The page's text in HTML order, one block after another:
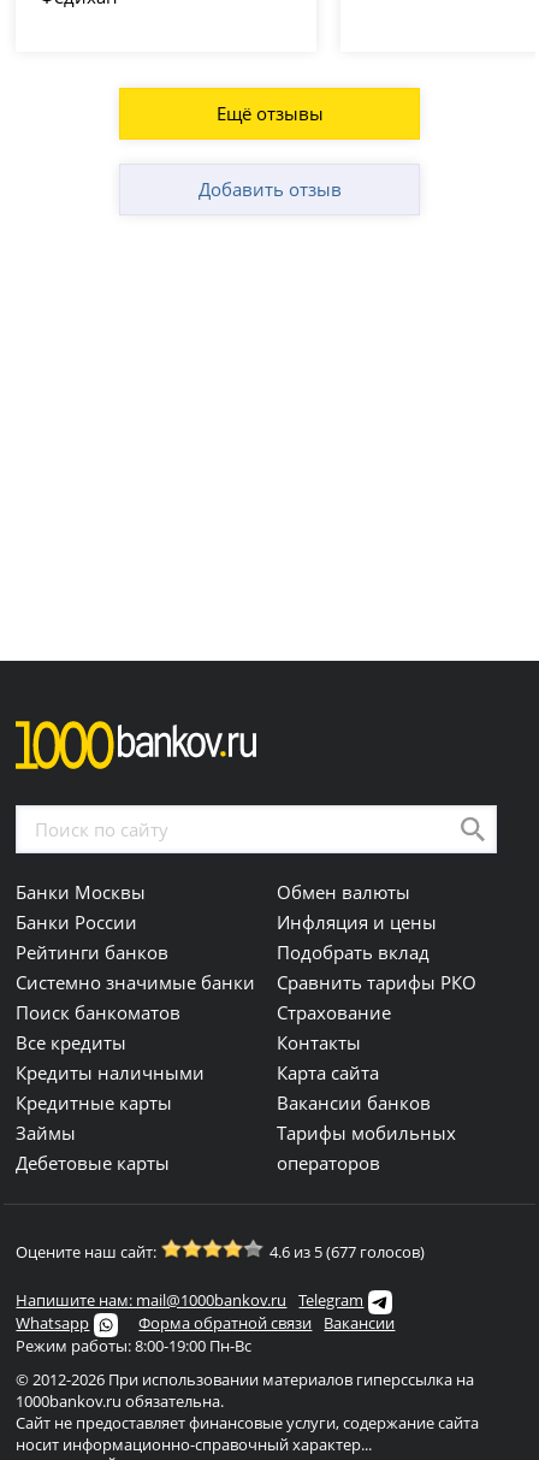
Ещё отзывы
Добавить отзыв
Банки Москвы
Банки России
Рейтинги банков
Системно значимые банки
Поиск банкоматов
Все кредиты
Кредиты наличными
Кредитные карты
Займы
Дебетовые карты
Обмен валюты
Инфляция и цены
Подобрать вклад
Сравнить тарифы РКО
Страхование
Контакты
Карта сайта
Вакансии банков
Тарифы мобильных
операторов
Оцените наш сайт: 4.6 из 5 (677 голосов)
Напишите нам: mail@1000bankov.ru
Telegram
Whatsapp
Форма обратной связи
Вакансии
Режим работы: 8:00-19:00 Пн-Вс
© 2012-2026 При использовании материалов гиперссылка на
1000bankov.ru обязательна.
Сайт не предоставляет финансовые услуги, содержание сайта
носит информационно-справочный характер...